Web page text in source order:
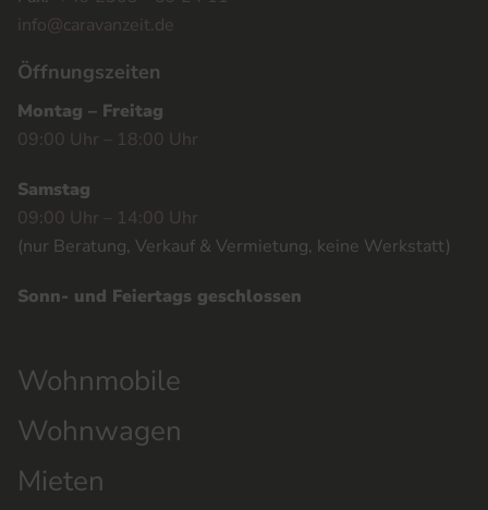
info@caravanzeit.de
Öffnungszeiten
Montag – Freitag
09:00 Uhr – 18:00 Uhr
Samstag
09:00 Uhr – 14:00 Uhr
(nur Beratung, Verkauf & Vermietung, keine Werkstatt)
Sonn- und Feiertags geschlossen
Wohnmobile
Wohnwagen
Mieten